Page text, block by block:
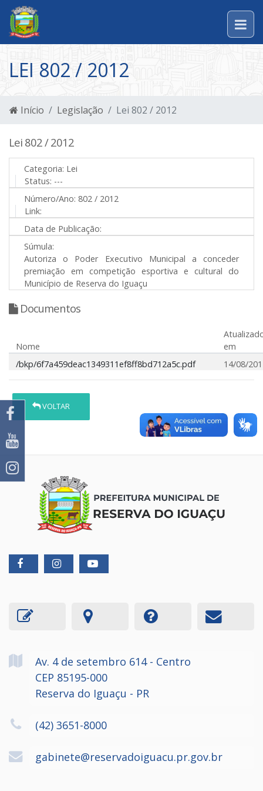
LEI 802 / 2012
Início Legislação Lei 802 / 2012
Lei 802 / 2012
Categoria: Lei
Status: ---
Número/Ano: 802 / 2012
Link:
Data de Publicação:
Súmula:
Autoriza o Poder Executivo Municipal a conceder
premiação em competição esportiva e cultural do
Município de Reserva do Iguaçu
Documentos
Nome
em
/bkp/6f7a459deac1349311ef8ff8bd712a5c.pdf
14/08/
VOLTAR
Av. 4 de setembro 614 - Centro
CEP 85195-000
Reserva do Iguaçu - PR
(42) 3651-8000
gabinete@reservadoiguacu.pr.gov.br